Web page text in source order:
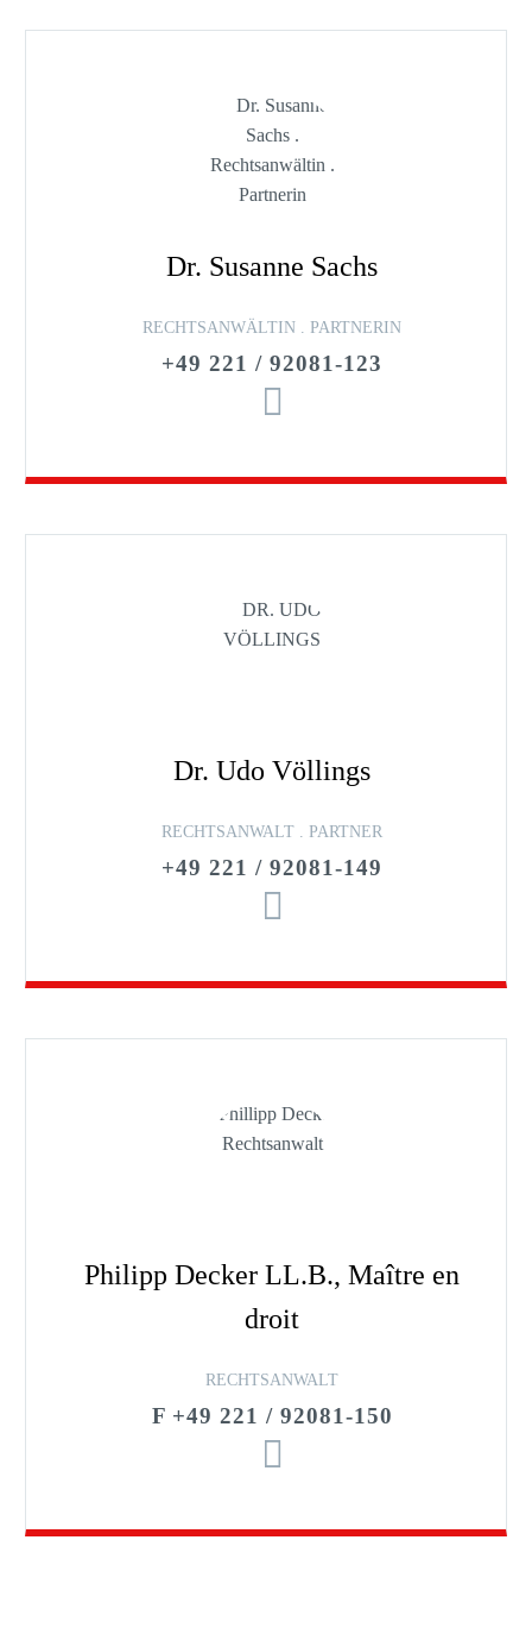
Dr. Susanne Sachs
RECHTSANWÄLTIN . PARTNERIN
+49 221 / 92081-123
Dr. Udo Völlings
RECHTSANWALT . PARTNER
+49 221 / 92081-149
Philipp Decker LL.B., Maître en
droit
RECHTSANWALT
F +49 221 / 92081-150